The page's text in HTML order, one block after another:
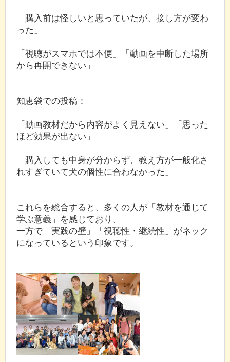
「購入前は怪しいと思っていたが、接し方が変わ
った」
「視聴がスマホでは不便」「動画を中断した場所
から再開できない」
知恵袋での投稿：
「動画教材だから内容がよく見えない」「思った
ほど効果が出ない」
「購入しても中身が分からず、教え方が一般化さ
れすぎていて犬の個性に合わなかった」
これらを総合すると、多くの人が「教材を通じて
学ぶ意義」を感じており、
一方で「実践の壁」「視聴性・継続性」がネック
になっているという印象です。